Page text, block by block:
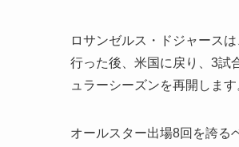
ロサンゼルス・ドジャース
行った後、米国に戻り、3試
ュラーシーズンを再開します
オールスター出場8回を誇る